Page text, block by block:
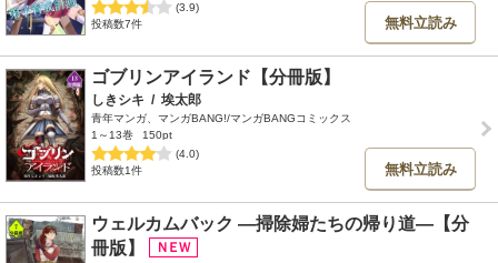
(3.9)
投稿数7件
無料立読み
ゴブリンアイランド【分冊版】
しきシキ / 埃太郎
青年マンガ、マンガBANG!/マンガBANGコミックス
1～13巻
150pt
(4.0)
投稿数1件
無料立読み
ウェルカムバック ―掃除婦たちの帰り道―【分
冊版】